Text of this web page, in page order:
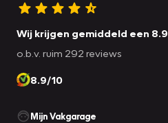
Wij krijgen gemiddeld een 8.9
o.b.v. ruim 292 reviews
8.9/10
Mijn Vakgarage